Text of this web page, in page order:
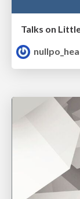
Talks on